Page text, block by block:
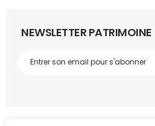
NEWSLETTER PATRIMOINE